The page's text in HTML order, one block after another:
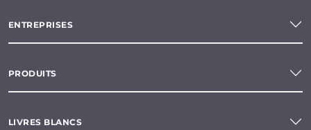
ENTREPRISES
PRODUITS
LIVRES BLANCS